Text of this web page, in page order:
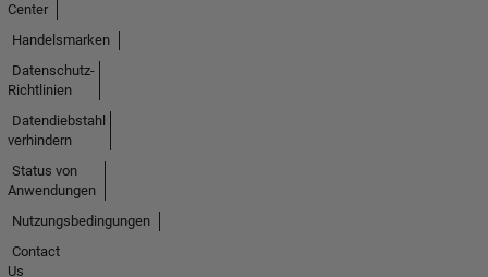
Center
Handelsmarken
Datenschutz-
Richtlinien
Datendiebstahl
verhindern
Status von
Anwendungen
Nutzungsbedingungen
Contact
Us